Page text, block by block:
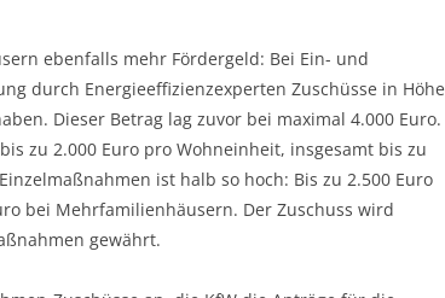
ebenfalls mehr Fördergeld: Bei Ein- und
durch Energieeffizienzexperten Zuschüsse in Höhe
Dieser Betrag lag zuvor bei maximal 4.000 Euro.
zu 2.000 Euro pro Wohneinheit, insgesamt bis zu
ist halb so hoch: Bis zu 2.500 Euro
bei Mehrfamilienhäusern. Der Zuschuss wird
gewährt.